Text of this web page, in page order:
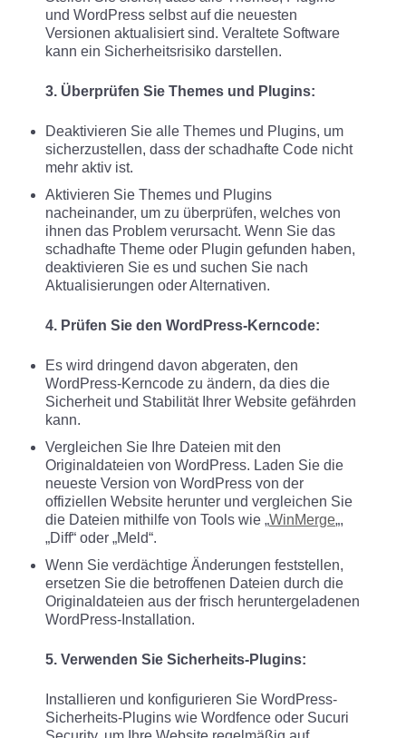
und WordPress selbst auf die neuesten
Versionen aktualisiert sind. Veraltete Software
kann ein Sicherheitsrisiko darstellen.
3. Überprüfen Sie Themes und Plugins:
Deaktivieren Sie alle Themes und Plugins, um
sicherzustellen, dass der schadhafte Code nicht
mehr aktiv ist.
Aktivieren Sie Themes und Plugins
nacheinander, um zu überprüfen, welches von
ihnen das Problem verursacht. Wenn Sie das
schadhafte Theme oder Plugin gefunden haben,
deaktivieren Sie es und suchen Sie nach
Aktualisierungen oder Alternativen.
4. Prüfen Sie den WordPress-Kerncode:
Es wird dringend davon abgeraten, den
WordPress-Kerncode zu ändern, da dies die
Sicherheit und Stabilität Ihrer Website gefährden
kann.
Vergleichen Sie Ihre Dateien mit den
Originaldateien von WordPress. Laden Sie die
neueste Version von WordPress von der
offiziellen Website herunter und vergleichen Sie
die Dateien mithilfe von Tools wie „WinMerge„,
„Diff“ oder „Meld“.
Wenn Sie verdächtige Änderungen feststellen,
ersetzen Sie die betroffenen Dateien durch die
Originaldateien aus der frisch heruntergeladenen
WordPress-Installation.
5. Verwenden Sie Sicherheits-Plugins:
Installieren und konfigurieren Sie WordPress-
Sicherheits-Plugins wie Wordfence oder Sucuri